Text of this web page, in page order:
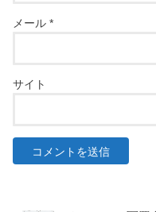
メール*
サイト